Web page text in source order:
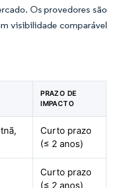
Os provedores são
visibilidade comparável
PRAZO DE
IMPACTO
Curto prazo
(≤ 2 anos)
Curto prazo
(≤ 2 anos)